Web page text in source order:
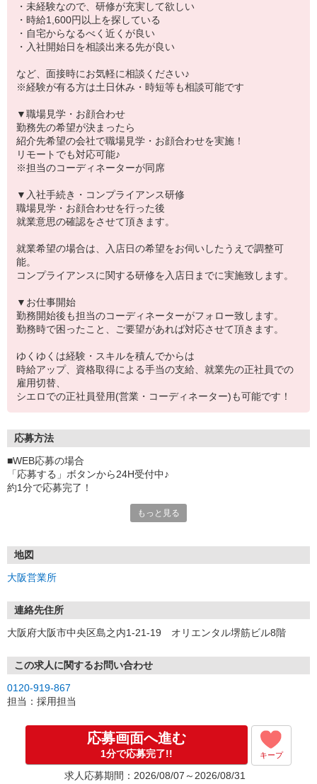
・未経験なので、研修が充実して欲しい
・時給1,600円以上を探している
・自宅からなるべく近くが良い
・入社開始日を相談出来る先が良い
など、面接時にお気軽に相談ください♪
※経験が有る方は土日休み・時短等も相談可能です
▼職場見学・お顔合わせ
勤務先の希望が決まったら
紹介先希望の会社で職場見学・お顔合わせを実施！
リモートでも対応可能♪
※担当のコーディネーターが同席
▼入社手続き・コンプライアンス研修
職場見学・お顔合わせを行った後
就業意思の確認をさせて頂きます。
就業希望の場合は、入店日の希望をお伺いしたうえで調整可
能。
コンプライアンスに関する研修を入店日までに実施致します。
▼お仕事開始
勤務開始後も担当のコーディネーターがフォロー致します。
勤務時で困ったこと、ご要望があれば対応させて頂きます。
ゆくゆくは経験・スキルを積んでからは
時給アップ、資格取得による手当の支給、就業先の正社員での
雇用切替、
シエロでの正社員登用(営業・コーディネーター)も可能です！
応募方法
■WEB応募の場合
「応募する」ボタンから24H受付中♪
約1分で応募完了！
①応募から3営業日を目安に、メールorお電話でご連絡します。
★スマホでWEB面接（LINEなど）・出張面接・事務所面接と選べま
す
③面接実施（履歴書不要）
※ご希望があれば、職場見学の調整もOKです！
お気軽にご応募ください♪
もっと見る
地図
大阪営業所
連絡先住所
大阪府大阪市中央区島之内1-21-19 オリエンタル堺筋ビル8階
この求人に関するお問い合わせ
0120-919-867
担当：採用担当
応募画面へ進む
1分で応募完了!! キープ
求人応募期間：2026/08/07～2026/08/31